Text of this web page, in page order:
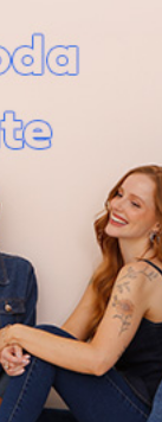
O que as
Apertado
Folgado
- RJ